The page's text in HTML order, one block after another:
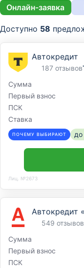
Онлайн-заявка
Доступно 58
Автокредит
187 отзывов
Сумма
Первый взнос
ПСК
Ставка
ПОЧЕМУ ВЫБИРАЮТ до
Лиц. №2673
Автокредит
549 отзывов
Сумма
Первый взнос
ПСК